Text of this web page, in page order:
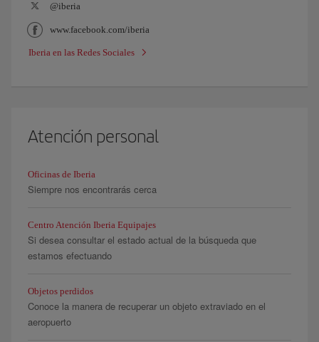
@iberia
www.facebook.com/iberia
Iberia en las Redes Sociales
Atención personal
Oficinas de Iberia
Siempre nos encontrarás cerca
Centro Atención Iberia Equipajes
Si desea consultar el estado actual de la búsqueda que
estamos efectuando
Objetos perdidos
Conoce la manera de recuperar un objeto extraviado en el
aeropuerto